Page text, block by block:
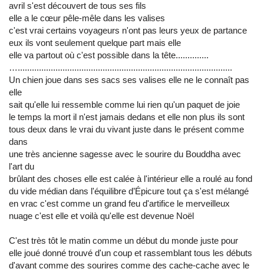
avril s'est découvert de tous ses fils
elle a le cœur pêle-mêle dans les valises
c'est vrai certains voyageurs n'ont pas leurs yeux de partance
eux ils vont seulement quelque part mais elle
elle va partout où c'est possible dans la tête..............
…...........................................................................................
Un chien joue dans ses sacs ses valises elle ne le connaît pas
elle
sait qu'elle lui ressemble comme lui rien qu'un paquet de joie
le temps la mort il n'est jamais dedans et elle non plus ils sont
tous deux dans le vrai du vivant juste dans le présent comme
dans
une très ancienne sagesse avec le sourire du Bouddha avec
l'art du
brûlant des choses elle est calée à l'intérieur elle a roulé au fond
du vide médian dans l'équilibre d’Épicure tout ça s'est mélangé
en vrac c'est comme un grand feu d'artifice le merveilleux
nuage c'est elle et voilà qu'elle est devenue Noël
C'est très tôt le matin comme un début du monde juste pour
elle joué donné trouvé d'un coup et rassemblant tous les débuts
d'avant comme des sourires comme des cache-cache avec le